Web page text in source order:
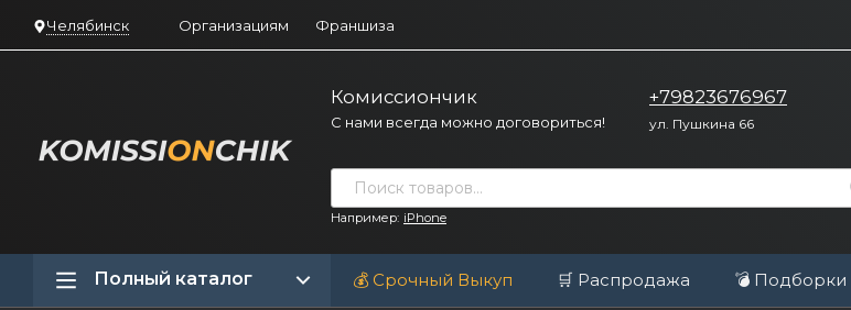
Челябинск Организациям Франшиза
Комиссиончик
С нами всегда можно договориться!
+79823676967
ул. Пушкина 66
Например: iPhone
Полный каталог 💰 Срочный Выкуп 🛒 Распродажа 💣 Подборки